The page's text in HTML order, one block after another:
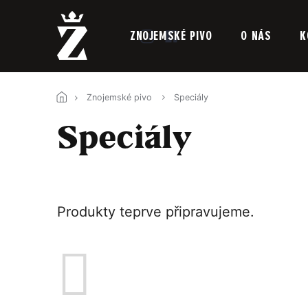
ZNOJEMSKÉ PIVO O NÁS
Znojemské pivo Speciály
Speciály
Produkty teprve připravujeme.